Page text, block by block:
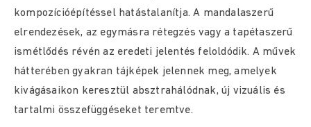
kompozícióépítéssel hatástalanítja. A mandalaszerű
elrendezések, az egymásra rétegzés vagy a tapétaszerű
ismétlődés révén az eredeti jelentés feloldódik. A művek
hátterében gyakran tájképek jelennek meg, amelyek
kivágásaikon keresztül absztrahálódnak, új vizuális és
tartalmi összefüggéseket teremtve.